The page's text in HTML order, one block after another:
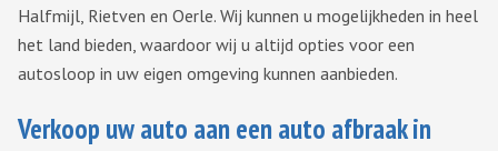
Halfmijl, Rietven en Oerle. Wij kunnen u mogelijkheden in heel
het land bieden, waardoor wij u altijd opties voor een
autosloop in uw eigen omgeving kunnen aanbieden.
Verkoop uw auto aan een auto afbraak in